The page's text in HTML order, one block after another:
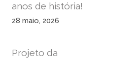
anos de história!
28 maio, 2026
Projeto da